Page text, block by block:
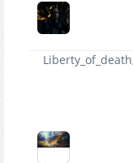
Liberty_of_death